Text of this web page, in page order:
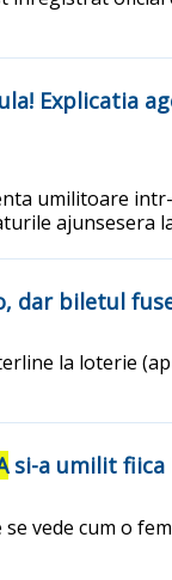
Explicatia
umilitoare
ajunsesera
dar biletul
la loterie
si-a umilit fiica
vede cum o